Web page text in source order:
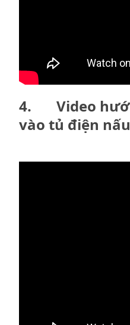
4. Video
vào tủ điện